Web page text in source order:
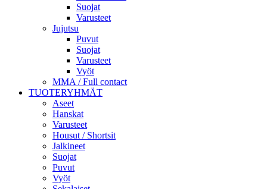
Suojat
Varusteet
Jujutsu
Puvut
Suojat
Varusteet
Vyöt
MMA / Full contact
TUOTERYHMÄT
Aseet
Hanskat
Varusteet
Housut / Shortsit
Jalkineet
Suojat
Puvut
Vyöt